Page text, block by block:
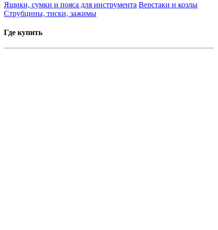
Ящики, сумки и пояса для инструмента Верстаки и козлы
Струбцины, тиски, зажимы
Где купить